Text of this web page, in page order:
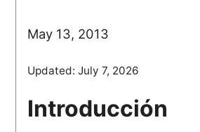
May 13, 2013
Updated:July 7, 2026
Introducción